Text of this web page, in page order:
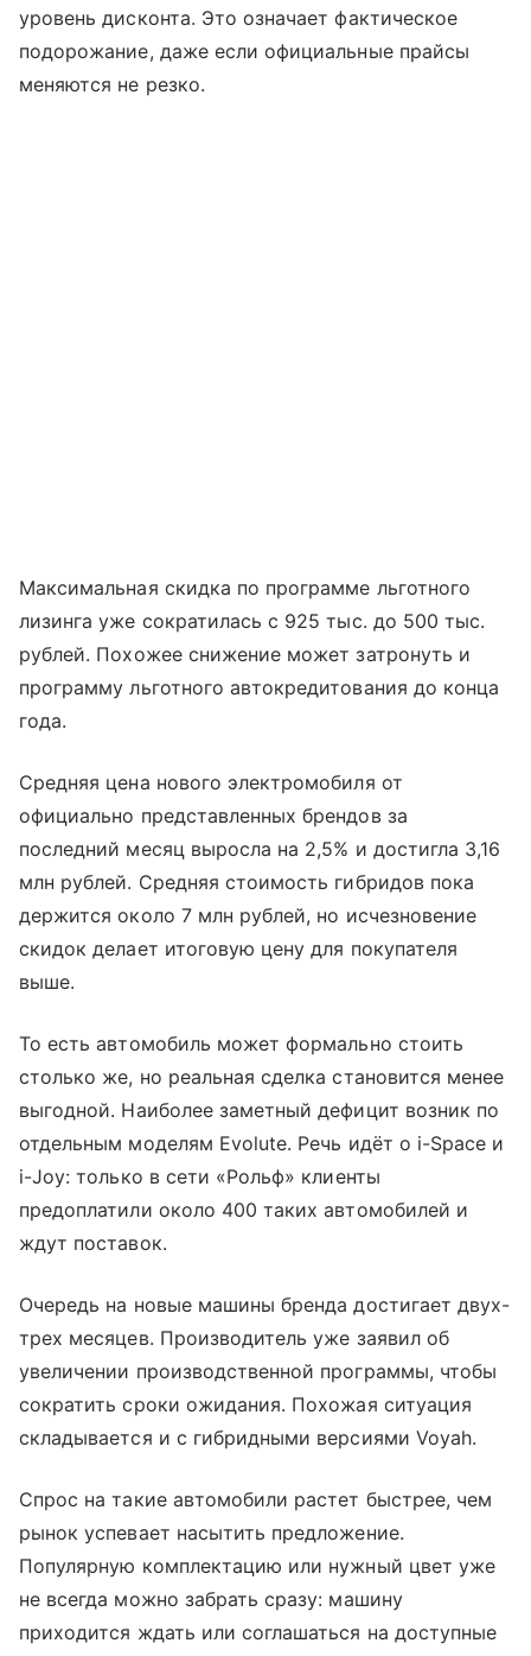
уровень дисконта. Это означает фактическое
подорожание, даже если официальные прайсы
меняются не резко.
Максимальная скидка по программе льготного
лизинга уже сократилась с 925 тыс. до 500 тыс.
рублей. Похожее снижение может затронуть и
программу льготного автокредитования до конца
года.
Средняя цена нового электромобиля от
официально представленных брендов за
последний месяц выросла на 2,5% и достигла 3,16
млн рублей. Средняя стоимость гибридов пока
держится около 7 млн рублей, но исчезновение
скидок делает итоговую цену для покупателя
выше.
То есть автомобиль может формально стоить
столько же, но реальная сделка становится менее
выгодной. Наиболее заметный дефицит возник по
отдельным моделям Evolute. Речь идёт о i-Space и
i-Joy: только в сети «Рольф» клиенты
предоплатили около 400 таких автомобилей и
ждут поставок.
Очередь на новые машины бренда достигает двух-
трех месяцев. Производитель уже заявил об
увеличении производственной программы, чтобы
сократить сроки ожидания. Похожая ситуация
складывается и с гибридными версиями Voyah.
Спрос на такие автомобили растет быстрее, чем
рынок успевает насытить предложение.
Популярную комплектацию или нужный цвет уже
не всегда можно забрать сразу: машину
приходится ждать или соглашаться на доступные